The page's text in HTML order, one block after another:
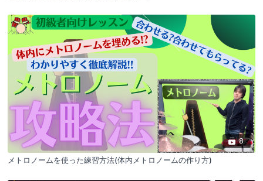
8
メトロノームを使った練習方法(体内メトロノームの作り方)